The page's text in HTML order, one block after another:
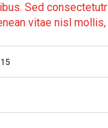
Sed
vitae nisl mollis,